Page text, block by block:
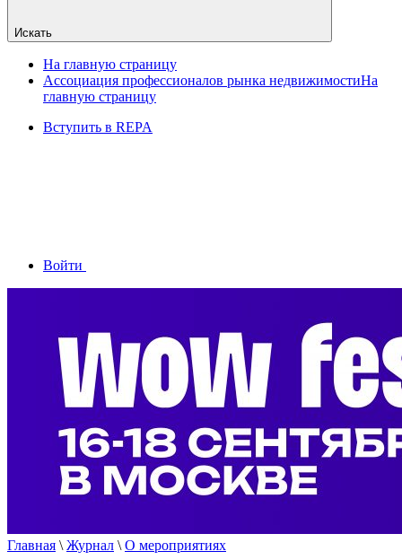
Искать
На главную страницу
Ассоциация профессионалов рынка недвижимостиНа
главную страницу
Вступить в REPA
Войти
Главная \ Журнал \ О мероприятиях